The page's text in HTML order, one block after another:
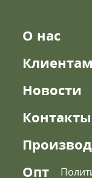
О нас
Клиентам
Новости
Контакты
Опт